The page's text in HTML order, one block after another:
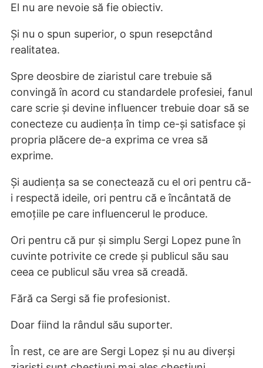
El nu are nevoie să fie obiectiv.
Și nu o spun superior, o spun resepctând
realitatea.
Spre deosbire de ziaristul care trebuie să
convingă în acord cu standardele profesiei, fanul
care scrie și devine influencer trebuie doar să se
conecteze cu audiența în timp ce-și satisface și
propria plăcere de-a exprima ce vrea să
exprime.
Și audiența sa se conectează cu el ori pentru că-
i respectă ideile, ori pentru că e încântată de
emoțiile pe care influencerul le produce.
Ori pentru că pur și simplu Sergi Lopez pune în
cuvinte potrivite ce crede și publicul său sau
ceea ce publicul său vrea să creadă.
Fără ca Sergi să fie profesionist.
Doar fiind la rândul său suporter.
În rest, ce are are Sergi Lopez și nu au diverși